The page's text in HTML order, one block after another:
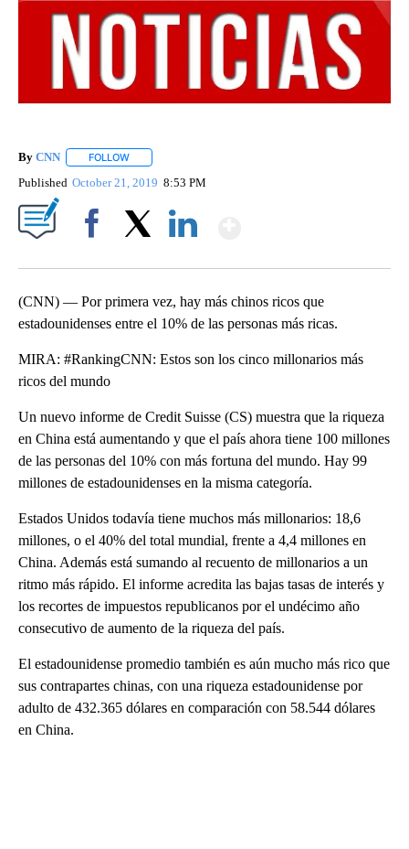
By CNN FOLLOW
Published October 21, 2019 8:53 PM
(CNN) — Por primera vez, hay más chinos ricos que
estadounidenses entre el 10% de las personas más ricas.
MIRA: #RankingCNN: Estos son los cinco millonarios más
ricos del mundo
Un nuevo informe de Credit Suisse (CS) muestra que la riqueza
en China está aumentando y que el país ahora tiene 100 millones
de las personas del 10% con más fortuna del mundo. Hay 99
millones de estadounidenses en la misma categoría.
Estados Unidos todavía tiene muchos más millonarios: 18,6
millones, o el 40% del total mundial, frente a 4,4 millones en
China. Además está sumando al recuento de millonarios a un
ritmo más rápido. El informe acredita las bajas tasas de interés y
los recortes de impuestos republicanos por el undécimo año
consecutivo de aumento de la riqueza del país.
El estadounidense promedio también es aún mucho más rico que
sus contrapartes chinas, con una riqueza estadounidense por
adulto de 432.365 dólares en comparación con 58.544 dólares
en China.